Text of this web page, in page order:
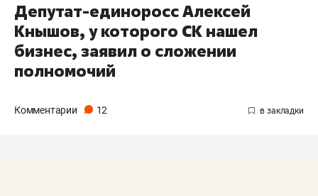
Депутат-единоросс Алексей
Кнышов, у которого СК нашел
бизнес, заявил о сложении
полномочий
Комментарии 12